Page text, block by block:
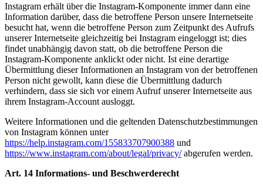
Instagram erhält über die Instagram-Komponente immer dann eine
Information darüber, dass die betroffene Person unsere Internetseite
besucht hat, wenn die betroffene Person zum Zeitpunkt des Aufrufs
unserer Internetseite gleichzeitig bei Instagram eingeloggt ist; dies
findet unabhängig davon statt, ob die betroffene Person die
Instagram-Komponente anklickt oder nicht. Ist eine derartige
Übermittlung dieser Informationen an Instagram von der betroffenen
Person nicht gewollt, kann diese die Übermittlung dadurch
verhindern, dass sie sich vor einem Aufruf unserer Internetseite aus
ihrem Instagram-Account ausloggt.
Weitere Informationen und die geltenden Datenschutzbestimmungen
von Instagram können unter
https://help.instagram.com/155833707900388 und
https://www.instagram.com/about/legal/privacy/abgerufen werden.
Art. 14 Informations- und Beschwerderecht